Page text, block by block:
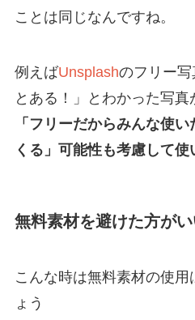
ことは同じなんですね。
例えばUnsplashのフリー写
とある！」とわかった写真
「フリーだからみんな使
くる」可能性も考慮して使
無料素材を避けた方が
こんな時は無料素材の使用
ょう